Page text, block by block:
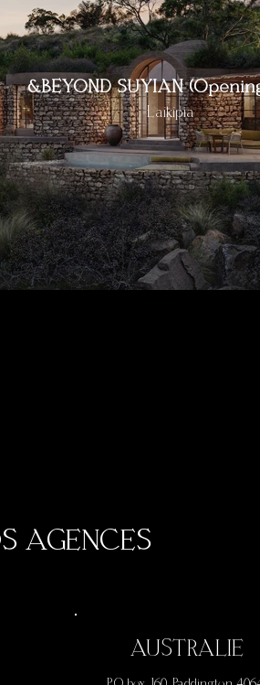
&BEYOND SUYIAN
Laikipia
AGENCES
AUSTRALIE